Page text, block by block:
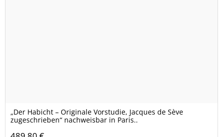
„Der Habicht – Originale Vorstudie, Jacques de Sève
zugeschrieben“ nachweisbar in Paris..